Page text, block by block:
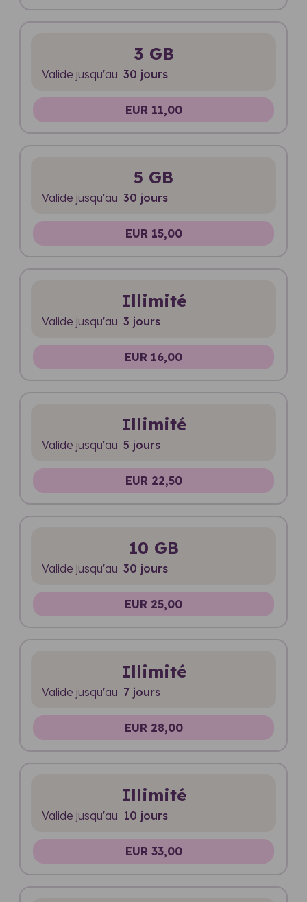
3 GB
Valide jusqu'au 30 jours
EUR 11,00
5 GB
Valide jusqu'au 30 jours
EUR 15,00
Illimité
Valide jusqu'au 3 jours
EUR 16,00
Illimité
Valide jusqu'au 5 jours
EUR 22,50
10 GB
Valide jusqu'au 30 jours
EUR 25,00
Illimité
Valide jusqu'au 7 jours
EUR 28,00
Illimité
Valide jusqu'au 10 jours
EUR 33,00